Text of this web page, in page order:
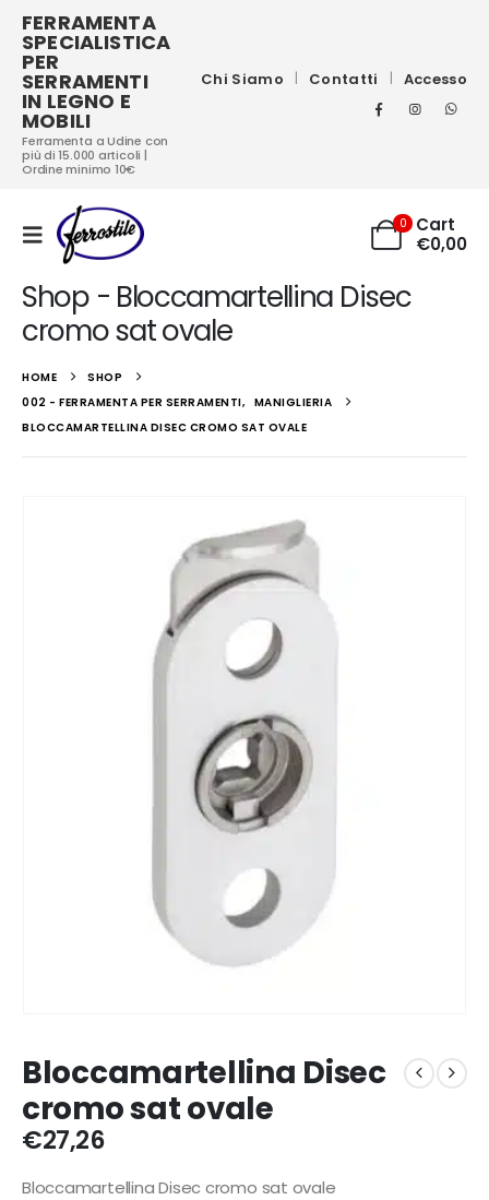
FERRAMENTA
SPECIALISTICA
PER
SERRAMENTI
IN LEGNO E
MOBILI
Ferramenta a Udine con
più di 15.000 articoli |
Ordine minimo 10€
Chi Siamo Contatti Accesso
0
Cart
€0,00
Shop - Bloccamartellina Disec
cromo sat ovale
HOME
SHOP
002 - FERRAMENTA PER SERRAMENTI, MANIGLIERIA
BLOCCAMARTELLINA DISEC CROMO SAT OVALE
Bloccamartellina Disec
cromo sat ovale
€27,26
Bloccamartellina Disec cromo sat ovale